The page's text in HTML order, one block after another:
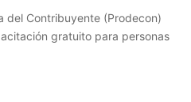
del Contribuyente (Prodecon)
gratuito para personas